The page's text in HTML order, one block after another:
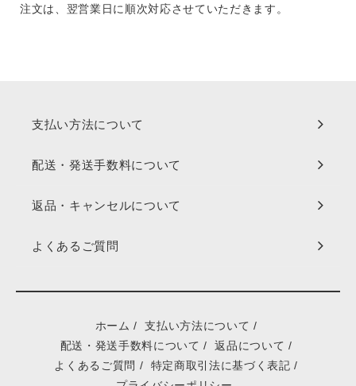
注文は、翌営業日に順次対応させていただきます。
支払い方法について
配送・発送手数料について
返品・キャンセルについて
よくあるご質問
ホーム / 支払い方法について /
配送・発送手数料について / 返品について /
よくあるご質問 / 特定商取引法に基づく表記 /